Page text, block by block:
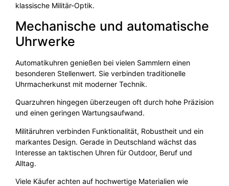
klassische Militär-Optik.
Mechanische und automatische
Uhrwerke
Automatikuhren genießen bei vielen Sammlern einen
besonderen Stellenwert. Sie verbinden traditionelle
Uhrmacherkunst mit moderner Technik.
Quarzuhren hingegen überzeugen oft durch hohe Präzision
und einen geringen Wartungsaufwand.
Militäruhren verbinden Funktionalität, Robustheit und ein
markantes Design. Gerade in Deutschland wächst das
Interesse an taktischen Uhren für Outdoor, Beruf und
Alltag.
Viele Käufer achten auf hochwertige Materialien wie